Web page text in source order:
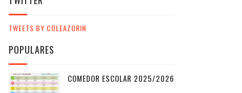
TWEETS BY COLEAZORIN
POPULARES
COMEDOR ESCOLAR 2025/2026